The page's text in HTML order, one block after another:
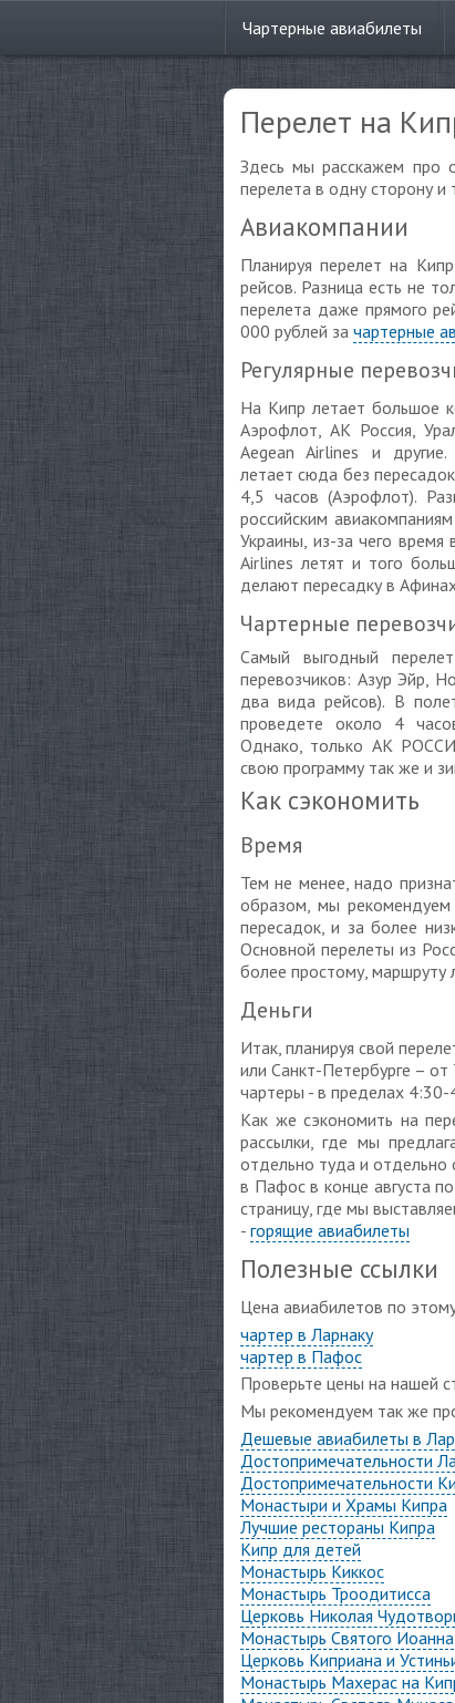
Чартерные авиабилеты
Перелет на
Здесь мы расскажем про
перелета в одну сторону
Авиакомпании
Планируя перелет на
рейсов. Разница есть не
перелета даже прямого
000 рублей за чартерные
Регулярные
На Кипр летает большое
Аэрофлот, АК Россия,
Aegean Airlines и
летает сюда без
4,5 часов (Аэрофлот).
российским
Украины, из-за чего время
Airlines летят и того
делают пересадку в
Чартерные
Самый выгодный
перевозчиков: Азур Эйр,
два вида рейсов). В
проведете около 4
Однако, только АК
свою программу так же и
Как сэкономить
Время
Тем не менее, надо
образом, мы
пересадок, и за более
Основной перелеты из
более простому, маршруту
Деньги
Итак, планируя свой
или Санкт-Петербурге –
чартеры - в пределах 4:30-
Как же сэкономить на
рассылки, где мы
отдельно туда и
в Пафос в конце августа
страницу, где мы
- горящие авиабилеты
Полезные ссылки
Цена авиабилетов по
чартер в Ларнаку
чартер в Пафос
Проверьте цены на нашей
Мы рекомендуем так же
Дешевые авиабилеты в
Достопримечательности
Достопримечательности
Монастыри и Храмы Кипра
Лучшие рестораны Кипра
Кипр для детей
Монастырь Киккос
Монастырь Троодитисса
Церковь Николая
Монастырь Святого
Церковь Киприана и
Монастырь Махерас на